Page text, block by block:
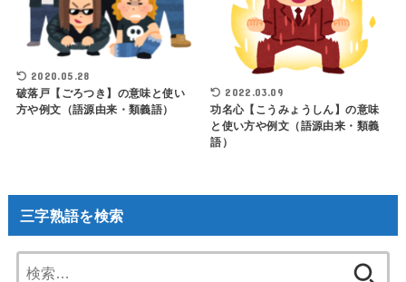
2020.05.28
破落戸【ごろつき】の意味と使い
方や例文（語源由来・類義語）
2022.03.09
功名心【こうみょうしん】の意味
と使い方や例文（語源由来・類義
語）
三字熟語を検索